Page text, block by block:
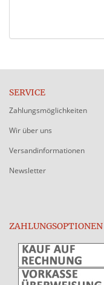
SERVICE
Zahlungsmöglichkeiten
Wir über uns
Versandinformationen
Newsletter
ZAHLUNGSOPTIONEN